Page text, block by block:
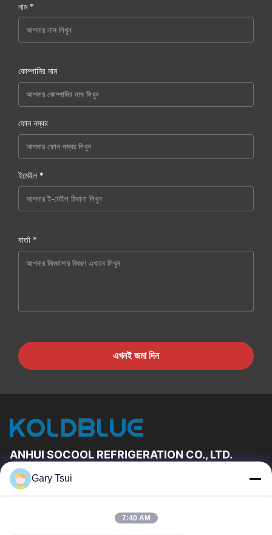
নাম *
কোম্পানির নাম
ফোন নম্বর
ইমেইল *
বার্তা *
এখনই জমা দিন
ANHUI SOCOOL REFRIGERATION CO., LTD.
দ্রুত লিঙ্ক
আমাদের সম্পর্কে
Gary Tsui
7:40 AM